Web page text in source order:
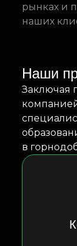
рынках и
наших
Наши
Заключая
в